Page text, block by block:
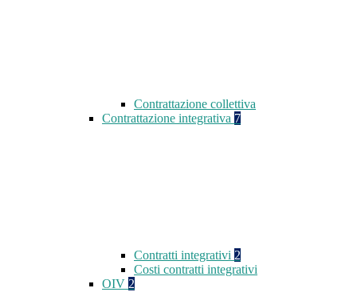
Contrattazione collettiva
Contrattazione integrativa 7
Contratti integrativi 2
Costi contratti integrativi
OIV 2